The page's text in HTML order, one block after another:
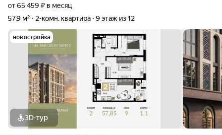
от 65 459 ₽ в месяц
57,9 м²
2-комн. квартира 9 этаж из 12
новостройка
3D-тур